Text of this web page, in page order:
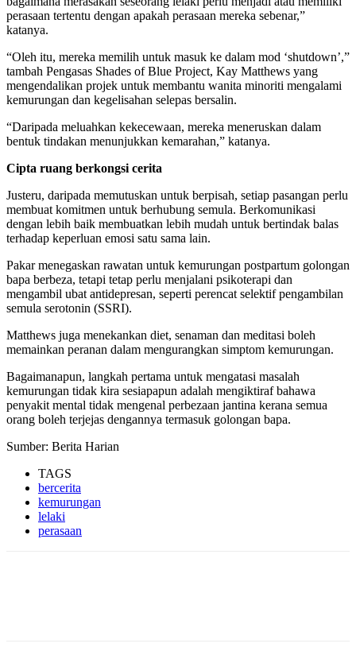
perasaan tertentu dengan apakah perasaan mereka sebenar,”
katanya.
“Oleh itu, mereka memilih untuk masuk ke dalam mod ‘shutdown’,”
tambah Pengasas Shades of Blue Project, Kay Matthews yang
mengendalikan projek untuk membantu wanita minoriti mengalami
kemurungan dan kegelisahan selepas bersalin.
“Daripada meluahkan kekecewaan, mereka meneruskan dalam
bentuk tindakan menunjukkan kemarahan,” katanya.
Cipta ruang berkongsi cerita
Justeru, daripada memutuskan untuk berpisah, setiap pasangan perlu
membuat komitmen untuk berhubung semula. Berkomunikasi
dengan lebih baik membuatkan lebih mudah untuk bertindak balas
terhadap keperluan emosi satu sama lain.
Pakar menegaskan rawatan untuk kemurungan postpartum golongan
bapa berbeza, tetapi tetap perlu menjalani psikoterapi dan
mengambil ubat antidepresan, seperti perencat selektif pengambilan
semula serotonin (SSRI).
Matthews juga menekankan diet, senaman dan meditasi boleh
memainkan peranan dalam mengurangkan simptom kemurungan.
Bagaimanapun, langkah pertama untuk mengatasi masalah
kemurungan tidak kira sesiapapun adalah mengiktiraf bahawa
penyakit mental tidak mengenal perbezaan jantina kerana semua
orang boleh terjejas dengannya termasuk golongan bapa.
Sumber: Berita Harian
TAGS
bercerita
kemurungan
lelaki
perasaan